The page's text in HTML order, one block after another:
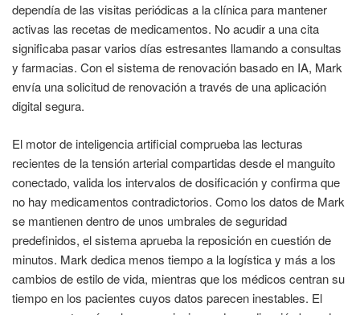
dependía de las visitas periódicas a la clínica para mantener
activas las recetas de medicamentos. No acudir a una cita
significaba pasar varios días estresantes llamando a consultas
y farmacias. Con el sistema de renovación basado en IA, Mark
envía una solicitud de renovación a través de una aplicación
digital segura.
El motor de inteligencia artificial comprueba las lecturas
recientes de la tensión arterial compartidas desde el manguito
conectado, valida los intervalos de dosificación y confirma que
no hay medicamentos contradictorios. Como los datos de Mark
se mantienen dentro de unos umbrales de seguridad
predefinidos, el sistema aprueba la reposición en cuestión de
minutos. Mark dedica menos tiempo a la logística y más a los
cambios de estilo de vida, mientras que los médicos centran su
tiempo en los pacientes cuyos datos parecen inestables. El